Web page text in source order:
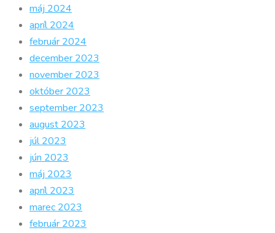
máj 2024
apríl 2024
február 2024
december 2023
november 2023
október 2023
september 2023
august 2023
júl 2023
jún 2023
máj 2023
apríl 2023
marec 2023
február 2023